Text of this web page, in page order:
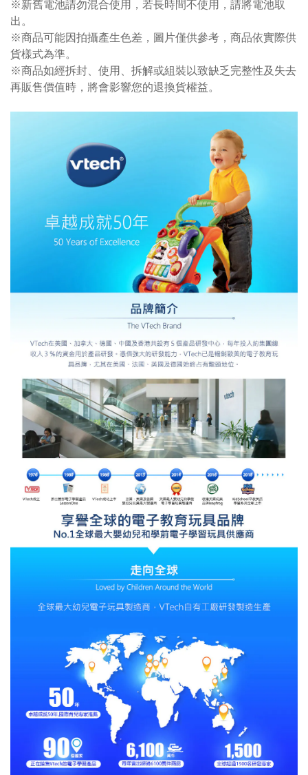
※新舊電池請勿混合使用，若長時間不使用，請將電池取
出。
※商品可能因拍攝產生色差，圖片僅供參考，商品依實際供
貨樣式為準。
※商品如經拆封、使用、拆解或組裝以致缺乏完整性及失去
再販售價值時，將會影響您的退換貨權益。